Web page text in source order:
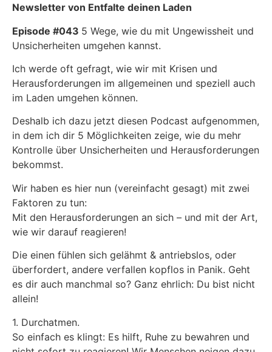
Newsletter von Entfalte deinen Laden
Episode #043 5 Wege, wie du mit Ungewissheit und
Unsicherheiten umgehen kannst.
Ich werde oft gefragt, wie wir mit Krisen und
Herausforderungen im allgemeinen und speziell auch
im Laden umgehen können.
Deshalb ich dazu jetzt diesen Podcast aufgenommen,
in dem ich dir 5 Möglichkeiten zeige, wie du mehr
Kontrolle über Unsicherheiten und Herausforderungen
bekommst.
Wir haben es hier nun (vereinfacht gesagt) mit zwei
Faktoren zu tun:
Mit den Herausforderungen an sich – und mit der Art,
wie wir darauf reagieren!
Die einen fühlen sich gelähmt & antriebslos, oder
überfordert, andere verfallen kopflos in Panik. Geht
es dir auch manchmal so? Ganz ehrlich: Du bist nicht
allein!
1. Durchatmen.
So einfach es klingt: Es hilft, Ruhe zu bewahren und